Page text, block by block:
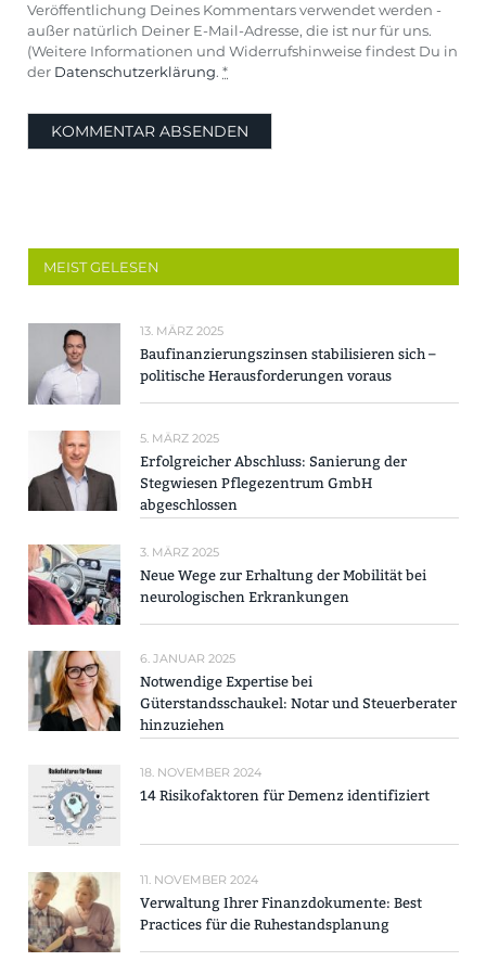
Veröffentlichung Deines Kommentars verwendet werden -
außer natürlich Deiner E-Mail-Adresse, die ist nur für uns.
(Weitere Informationen und Widerrufshinweise findest Du in
der Datenschutzerklärung. *
MEIST GELESEN
13. MÄRZ 2025
Baufinanzierungszinsen stabilisieren sich –
politische Herausforderungen voraus
5. MÄRZ 2025
Erfolgreicher Abschluss: Sanierung der
Stegwiesen Pflegezentrum GmbH
abgeschlossen
3. MÄRZ 2025
Neue Wege zur Erhaltung der Mobilität bei
neurologischen Erkrankungen
6. JANUAR 2025
Notwendige Expertise bei
Güterstandsschaukel: Notar und Steuerberater
hinzuziehen
18. NOVEMBER 2024
14 Risikofaktoren für Demenz identifiziert
11. NOVEMBER 2024
Verwaltung Ihrer Finanzdokumente: Best
Practices für die Ruhestandsplanung